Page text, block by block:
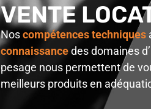
VENTE
Noscompétences techniques
connaissancedes domaines
pesage nous permettent de
meilleurs produits en